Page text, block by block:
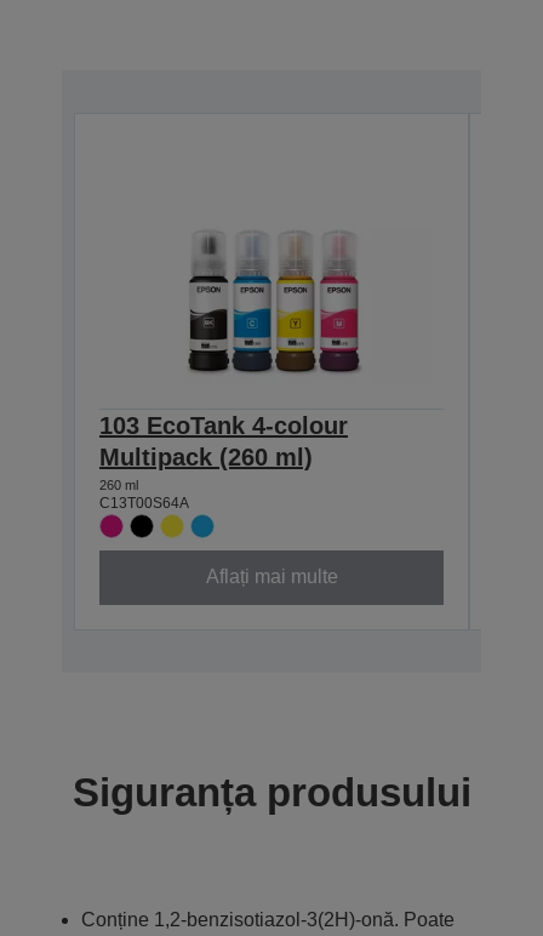
103 EcoTank 4-colour
Multipack (260 ml)
260 ml
C13T00S64A
Aflați mai multe
Siguranța produsului
Conține 1,2-benzisotiazol-3(2H)-onă. Poate